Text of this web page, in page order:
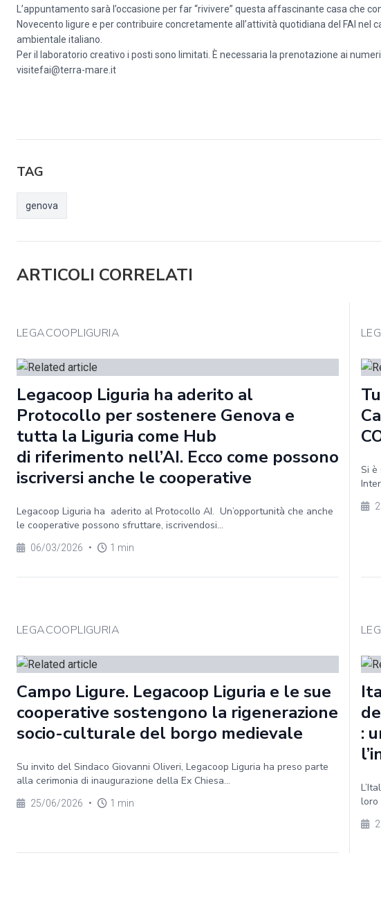
L’appuntamento sarà l’occasione per far “rivivere” questa affascinante casa che
Novecento ligure e per contribuire concretamente all’attività quotidiana del FAI
ambientale italiano.
Per il laboratorio creativo i posti sono limitati. È necessaria la prenotazione ai
visitefai@terra-mare.it
TAG
genova
ARTICOLI CORRELATI
LEGACOOPLIGURIA
Legacoop Liguria ha aderito al
Protocollo per sostenere Genova e
tutta la Liguria come Hub
di riferimento nell’AI. Ecco come possono
iscriversi anche le cooperative
Legacoop Liguria ha aderito al Protocollo AI. Un’opportunità che anche
le cooperative possono sfruttare, iscrivendosi...
06/03/2026 • 1 min
Si è
LEGACOOPLIGURIA
Campo Ligure. Legacoop Liguria e le sue
cooperative sostengono la rigenerazione
socio-culturale del borgo medievale
Su invito del Sindaco Giovanni Oliveri, Legacoop Liguria ha preso parte
alla cerimonia di inaugurazione della Ex Chiesa...
25/06/2026 • 1 min
:
loro